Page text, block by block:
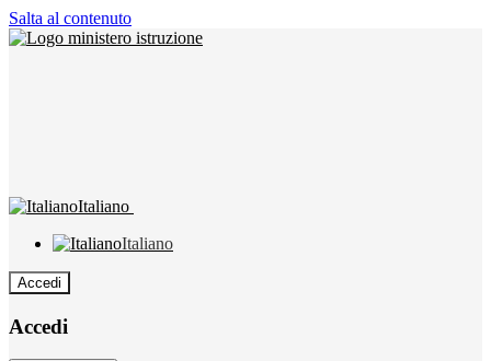
Salta al contenuto
Italiano
Italiano
Accedi
Accedi